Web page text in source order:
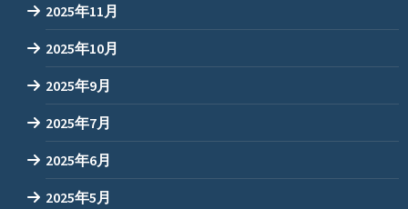
2025年11月
2025年10月
2025年9月
2025年7月
2025年6月
2025年5月